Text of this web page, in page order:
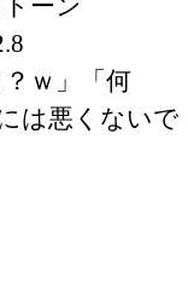
ｗ」「何
は悪くないで